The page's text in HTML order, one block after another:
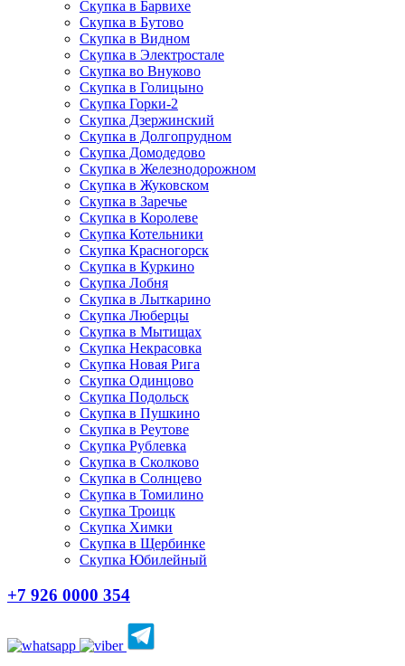
Скупка в Барвихе
Скупка в Бутово
Скупка в Видном
Скупка в Электростале
Скупка во Внуково
Скупка в Голицыно
Скупка Горки-2
Скупка Дзержинский
Скупка в Долгопрудном
Скупка Домодедово
Скупка в Железнодорожном
Скупка в Жуковском
Скупка в Заречье
Скупка в Королеве
Скупка Котельники
Скупка Красногорск
Скупка в Куркино
Скупка Лобня
Скупка в Лыткарино
Скупка Люберцы
Скупка в Мытищах
Скупка Некрасовка
Скупка Новая Рига
Скупка Одинцово
Скупка Подольск
Скупка в Пушкино
Скупка в Реутове
Скупка Рублевка
Скупка в Сколково
Скупка в Солнцево
Скупка в Томилино
Скупка Троицк
Скупка Химки
Скупка в Щербинке
Скупка Юбилейный
+7 926 0000 354